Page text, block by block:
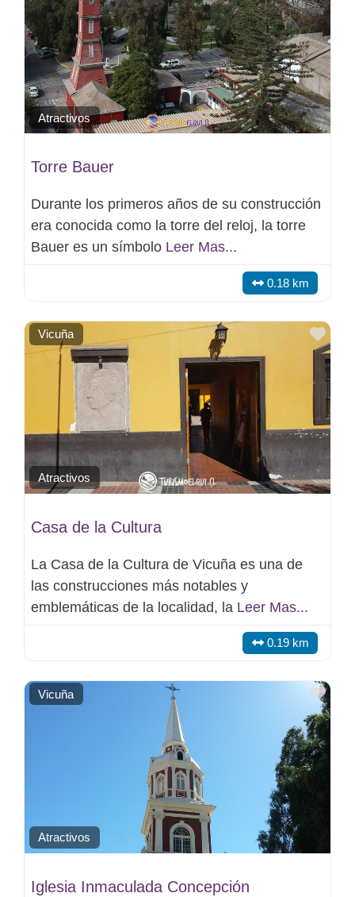
Atractivos
Torre Bauer
Durante los primeros años de su construcción
era conocida como la torre del reloj, la torre
Bauer es un símbolo Leer Mas...
0.18 km
Vicuña
Atractivos
Casa de la Cultura
La Casa de la Cultura de Vicuña es una de
las construcciones más notables y
emblemáticas de la localidad, la Leer Mas...
0.19 km
Vicuña
Atractivos
Iglesia Inmaculada Concepción